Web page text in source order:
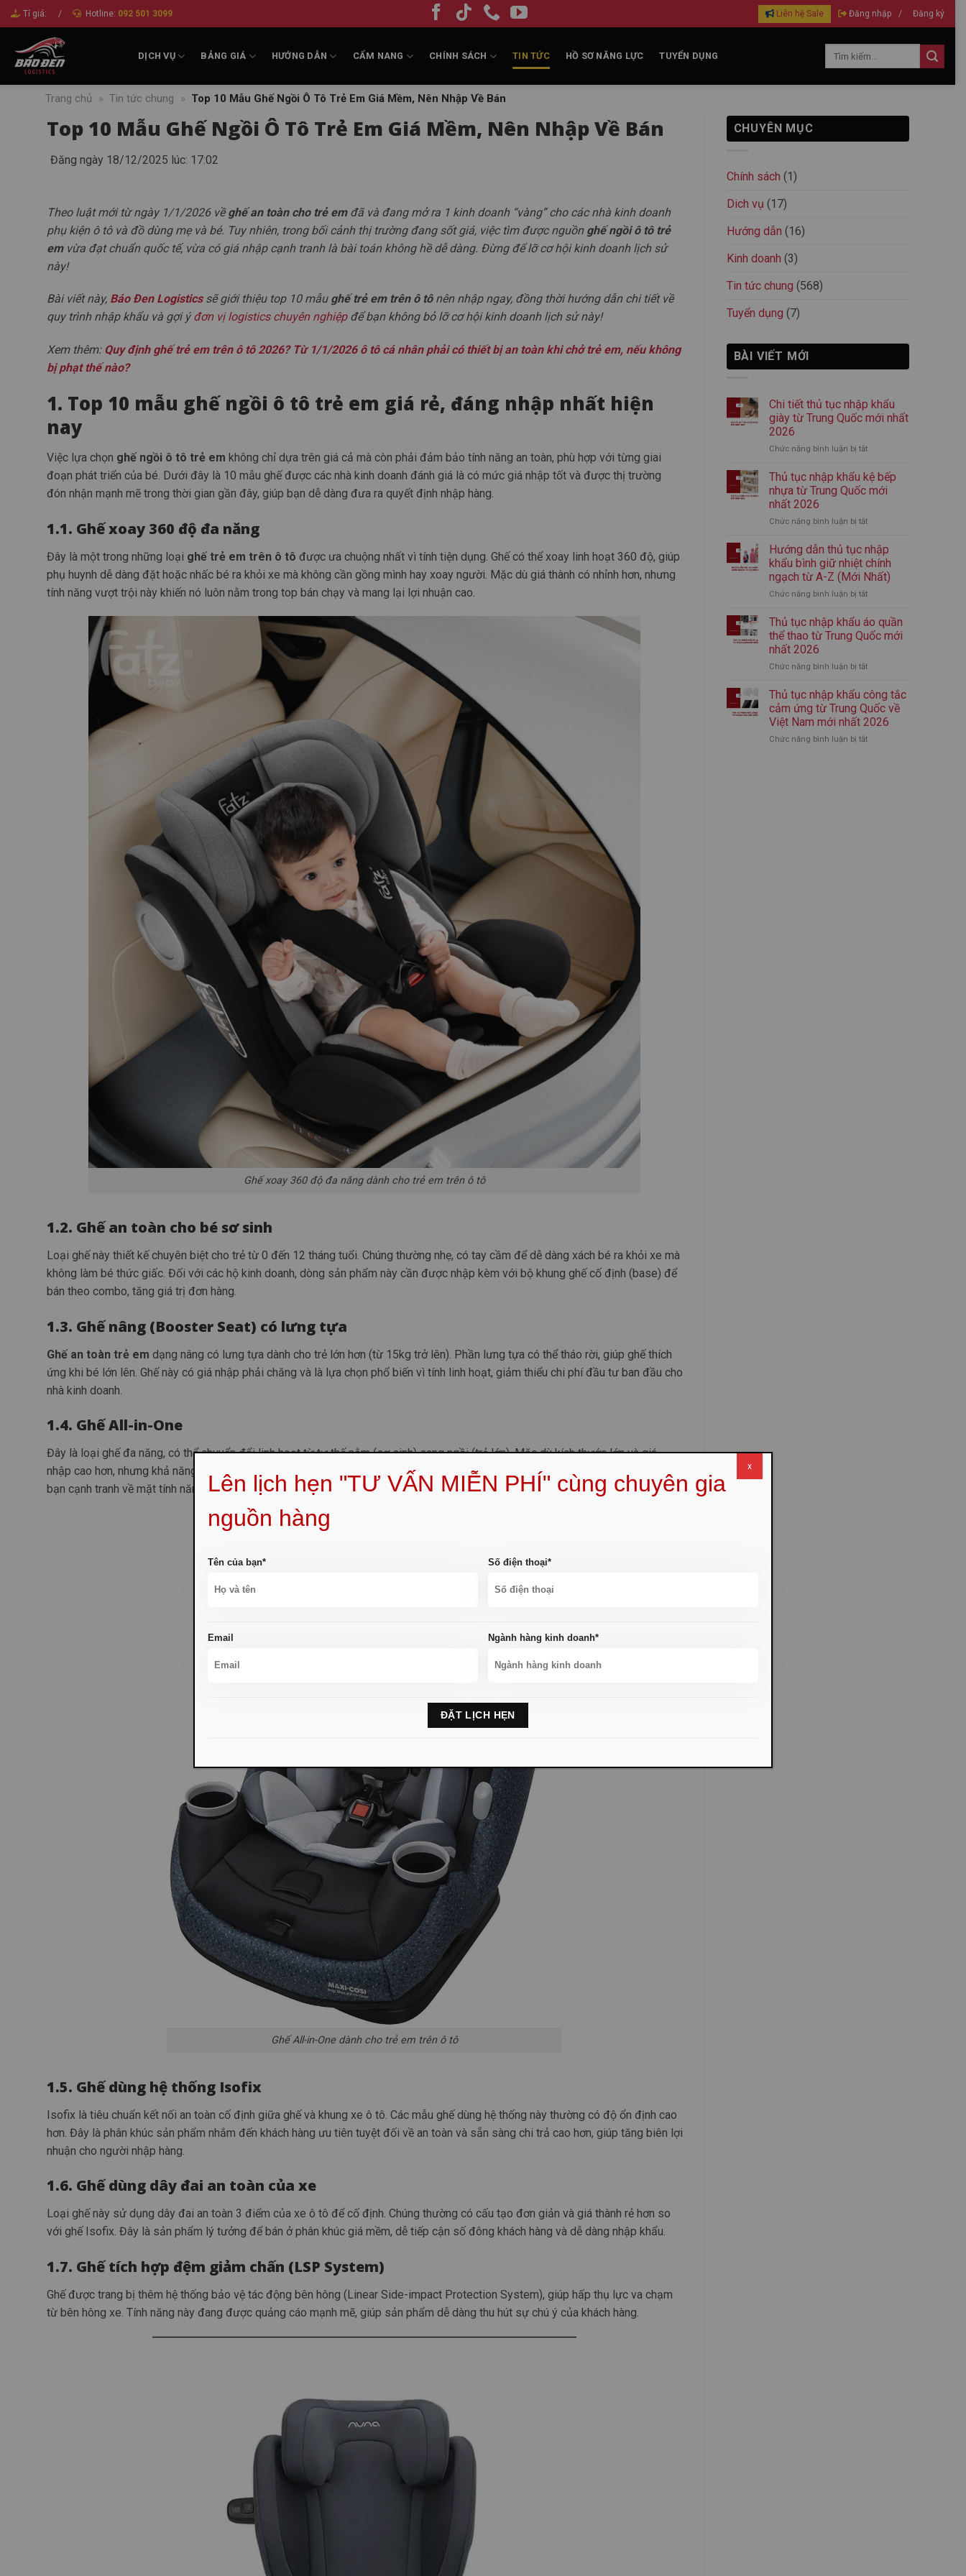
qua
dung
Tỉ giá: / Hotline: 092 501 3099 Liên hệ Sale Đăng nhập / Đăng ký
DỊCH VỤ BẢNG GIÁ HƯỚNG DẪN CẨM NANG CHÍNH SÁCH TIN TỨC HỒ SƠ NĂNG LỰC TUYỂN DỤNG
Trang chủ » Tin tức chung » Top 10 Mẫu Ghế Ngồi Ô Tô Trẻ Em Giá Mềm, Nên Nhập Về Bán
Top 10 Mẫu Ghế Ngồi Ô Tô Trẻ Em Giá Mềm, Nên Nhập Về Bán
Đăng ngày 18/12/2025 lúc: 17:02
Theo luật mới từ ngày 1/1/2026 về ghế an toàn cho trẻ em đã và đang mở ra 1 kinh doanh “vàng” cho các nhà kinh doanh
phụ kiện ô tô và đồ dùng mẹ và bé. Tuy nhiên, trong bối cảnh thị trường đang sốt giá, việc tìm được nguồn ghế ngồi ô tô trẻ
emvừa đạt chuẩn quốc tế, vừa có giá nhập cạnh tranh là bài toán không hề dễ dàng. Đừng để lỡ cơ hội kinh doanh lịch sử
này!
Bài viết này,Báo Đen Logisticssẽ giới thiệu top 10 mẫu ghế trẻ em trên ô tônên nhập ngay, đồng thời hướng dẫn chi tiết về
quy trình nhập khẩu và gợi ý đơn vị logistics chuyên nghiệpđể bạn không bỏ lỡ cơ hội kinh doanh lịch sử này!
Xem thêm: Quy định ghế trẻ em trên ô tô 2026? Từ 1/1/2026 ô tô cá nhân phải có thiết bị an toàn khi chở trẻ em, nếu không
bị phạt thế nào?
1. Top 10 mẫu ghế ngồi ô tô trẻ em giá rẻ, đáng nhập nhất hiện
nay
Việc lựa chọn ghế ngồi ô tô trẻ em không chỉ dựa trên giá cả mà còn phải đảm bảo tính năng an toàn, phù hợp với từng giai
đoạn phát triển của bé. Dưới đây là 10 mẫu ghế được các nhà kinh doanh đánh giá là có mức giá nhập tốt và được thị trường
đón nhận mạnh mẽ trong thời gian gần đây, giúp bạn dễ dàng đưa ra quyết định nhập hàng.
1.1. Ghế xoay 360 độ đa năng
Đây là một trong những loại ghế trẻ em trên ô tô được ưa chuộng nhất vì tính tiện dụng. Ghế có thể xoay linh hoạt 360 độ, giúp
phụ huynh dễ dàng đặt hoặc nhấc bé ra khỏi xe mà không cần gồng mình hay xoay người. Mặc dù giá thành có nhỉnh hơn, nhưng
tính năng vượt trội này khiến nó luôn nằm trong top bán chạy và mang lại lợi nhuận cao.
Ghế xoay 360 độ đa năng dành cho trẻ em trên ô tô
1.2. Ghế an toàn cho bé sơ sinh
Loại ghế này thiết kế chuyên biệt cho trẻ từ 0 đến 12 tháng tuổi. Chúng thường nhẹ, có tay cầm để dễ dàng xách bé ra khỏi xe mà
không làm bé thức giấc. Đối với các hộ kinh doanh, dòng sản phẩm này cần được nhập kèm với bộ khung ghế cố định (base) để
bán theo combo, tăng giá trị đơn hàng.
1.3. Ghế nâng (Booster Seat) có lưng tựa
Ghế an toàn trẻ em dạng nâng có lưng tựa dành cho trẻ lớn hơn (từ 15kg trở lên). Phần lưng tựa có thể tháo rời, giúp ghế thích
ứng khi bé lớn lên. Ghế này có giá nhập phải chăng và là lựa chọn phổ biến vì tính linh hoạt, giảm thiểu chi phí đầu tư ban đầu cho
nhà kinh doanh.
1.4. Ghế All-in-One
Đây là loại ghế đa năng, có thể chuyển đổi linh hoạt từ tư thế nằm (sơ sinh) sang ngồi (trẻ lớn). Mặc dù kích thước lớn và giá
nhập cao hơn, nhưng khả năng sử dụng lâu dài (từ 0 đến 12 tuổi) làm tăng tính hấp dẫn của sản phẩm đối với khách hàng, giúp
bạn cạnh tranh về mặt tính năng.
Ghế All-in-One dành cho trẻ em trên ô tô
1.5. Ghế dùng hệ thống Isofix
Isofix là tiêu chuẩn kết nối an toàn cố định giữa ghế và khung xe ô tô. Các mẫu ghế dùng hệ thống này thường có độ ổn định cao
hơn. Đây là phân khúc sản phẩm nhắm đến khách hàng ưu tiên tuyệt đối về an toàn và sẵn sàng chi trả cao hơn, giúp tăng biên lợi
nhuận cho người nhập hàng.
1.6. Ghế dùng dây đai an toàn của xe
Loại ghế này sử dụng dây đai an toàn 3 điểm của xe ô tô để cố định. Chúng thường có cấu tạo đơn giản và giá thành rẻ hơn so
với ghế Isofix. Đây là sản phẩm lý tưởng để bán ở phân khúc giá mềm, dễ tiếp cận số đông khách hàng và dễ dàng nhập khẩu.
1.7. Ghế tích hợp đệm giảm chấn (LSP System)
Ghế được trang bị thêm hệ thống bảo vệ tác động bên hông (Linear Side-impact Protection System), giúp hấp thụ lực va chạm
từ bên hông xe. Tính năng này đang được quảng cáo mạnh mẽ, giúp sản phẩm dễ dàng thu hút sự chú ý của khách hàng.
CHUYÊN MỤC
Chính sách (1)
Dich vụ (17)
Hướng dẫn (16)
Kinh doanh (3)
Tin tức chung (568)
Tuyển dụng (7)
BÀI VIẾT MỚI
Chi tiết thủ tục nhập khẩu
giày từ Trung Quốc mới nhất
2026
Chức năng bình luận bị tắtở
tiết
thủ
khẩu
từ
Trung
Quốc
mới
nhất
Thủ tục nhập khẩu kệ bếp
nhựa từ Trung Quốc mới
nhất 2026
Chức năng bình luận bị tắtở
tục
nhập
khẩu
kệ
bếp
từ
Trung
nhất
Hướng dẫn thủ tục nhập
khẩu bình giữ nhiệt chính
ngạch từ A-Z (Mới Nhất)
Chức năng bình luận bị tắtở
dẫn
thủ
khẩu
giữ
nhiệt
chính
ngạch
từ
Thủ tục nhập khẩu áo quần
thể thao từ Trung Quốc mới
nhất 2026
Chức năng bình luận bị tắtở
tục
nhập
khẩu
áo
quần
Thủ tục nhập khẩu công tắc
cảm ứng từ Trung Quốc về
Việt Nam mới nhất 2026
Chức năng bình luận bị tắtở
Lên lịch hẹn "TƯ VẤN MIỄN PHÍ" cùng chuyên gia
nguồn hàng
Tên của bạn* Số điện thoại*
Email Ngành hàng kinh doanh*
x